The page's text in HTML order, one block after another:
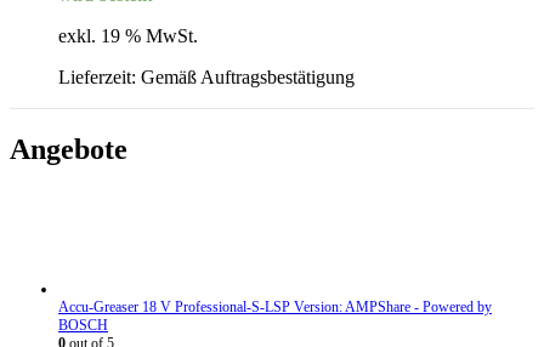
exkl. 19 % MwSt.
Lieferzeit: Gemäß Auftragsbestätigung
Angebote
Accu-Greaser 18 V Professional-S-LSP Version: AMPShare - Powered by
BOSCH